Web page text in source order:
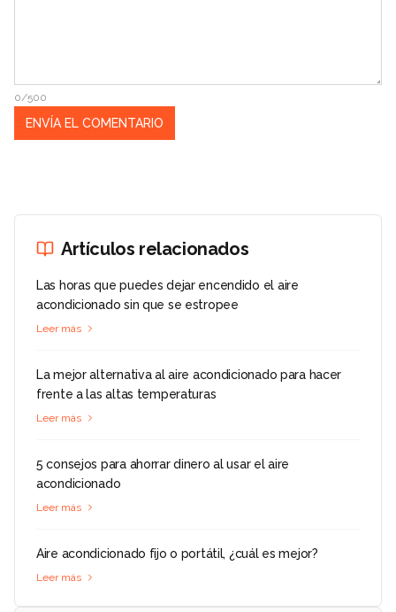
0/500
Artículos relacionados
Las horas que puedes dejar encendido el aire
acondicionado sin que se estropee
Leer más
La mejor alternativa al aire acondicionado para hacer
frente a las altas temperaturas
Leer más
5 consejos para ahorrar dinero al usar el aire
acondicionado
Leer más
Aire acondicionado fijo o portátil, ¿cuál es mejor?
Leer más